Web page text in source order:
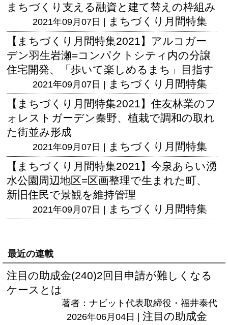
まちづくり支える融資と建て替えの枠組み
2021年09月07日 | まちづくり月間特集
【まちづくり月間特集2021】アルコガー
デン羽生岩瀬=コンパクトシティ内の分譲
住宅開発、「歩いて楽しめるまち」目指す
2021年09月07日 | まちづくり月間特集
【まちづくり月間特集2021】住友林業のフ
ォレストガーデン秦野、植栽で調和の取れ
た街並み形成
2021年09月07日 | まちづくり月間特集
【まちづくり月間特集2021】今泉あらい湧
水公園周辺地区=区画整理で生まれた町、
新旧住民で景観を維持管理
2021年09月07日 | まちづくり月間特集
最近の連載
注目の助成金(240)2回目申請が難しくなる
ケースとは
著者：ナビット代表取締役・福井泰代
2026年06月04日 | 注目の助成金